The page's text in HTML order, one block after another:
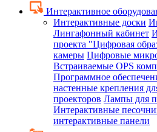
Интерактивное
Интерактивные доски
Лингафонный кабинет
проекта "Цифровая
камеры Цифровые
Встраиваемые OPS
Программное
настенные крепления
проекторов Лампы для
Интерактивные
интерактивные панели